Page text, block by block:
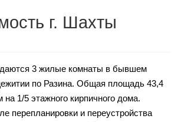
Объявленияг. Шахты
3 жилые комнаты в бывшем
по Разина. Общая площадь 43,4
на 1/5 этажного кирпичного дома.
перепланировки и переустройства